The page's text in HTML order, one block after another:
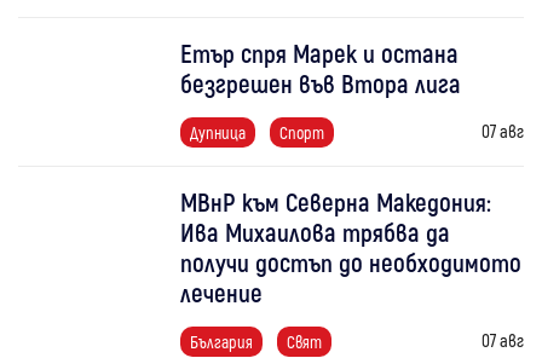
Етър спря Марек и остана
безгрешен във Втора лига
Дупница Спорт 07 авг
МВнР към Северна Македония:
Ива Михаилова трябва да
получи достъп до необходимото
лечение
България Свят 07 авг